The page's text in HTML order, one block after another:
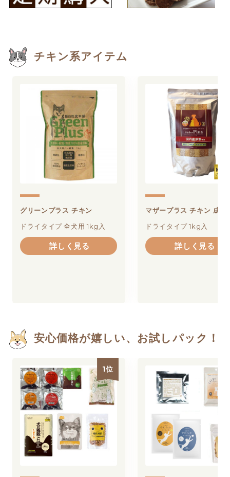
チキン系アイテム
グリーンプラス チキン
ドライタイプ 全犬用 1kg入
詳しく見る
マザープラス チキン 成犬
ドライタイプ 1kg入
詳しく見る
安心価格が嬉しい、お試しパック！
1位